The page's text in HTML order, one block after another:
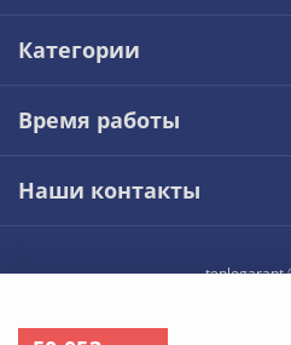
Категории
Время работы
Наши контакты
teplogarant